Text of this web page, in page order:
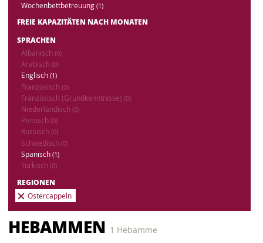
Wochenbettbetreuung (1)
FREIE KAPAZITÄTEN NACH MONATEN
SPRACHEN
Albanisch (0)
Arabisch (0)
Englisch (1)
Französisch (0)
Französisch (Grundkenntnisse) (0)
Niederländisch (0)
Persisch (0)
Russisch (0)
Schwedisch (0)
Spanisch (1)
Türkisch (0)
REGIONEN
Ostercappeln
HEBAMMEN 1 Hebamme